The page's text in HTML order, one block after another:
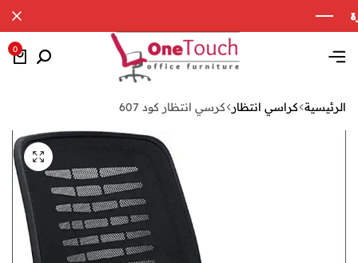
0
الرئيسية كراسي انتظار كرسي انتظار كود 607